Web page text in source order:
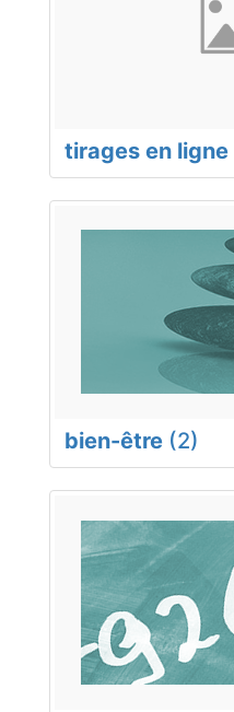
tirages en ligne
bien-être (2)